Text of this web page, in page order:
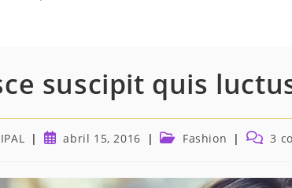
suscipit quis
Publicación
entrada:
abril 15, 2016
Categoría
entrada:
Fashion 3